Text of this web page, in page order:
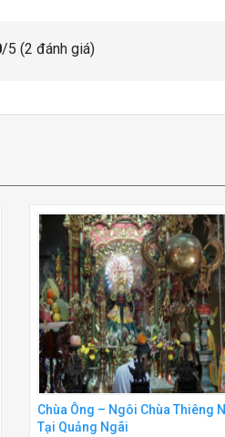
/5 (2 đánh giá)
Chùa Ông – Ngôi Chùa Thiêng
Tại Quảng Ngãi